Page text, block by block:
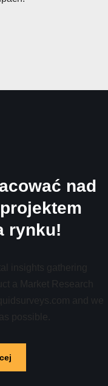
nad
rynku!
insights gathering
a Market Research
and we
possible.